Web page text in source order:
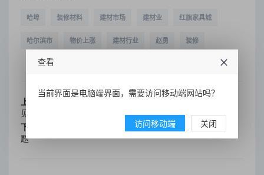
哈埠 装修材料 建材市场 建材业 红旗家具城
哈尔滨市 物价上涨 建材行业 赵勇 装修
上一篇：
见
下一篇：
装修公司起诉业主拖欠款项 业主反诉工程质量有问
题
查看
当前界面是电脑端界面，需要访问移动端网站吗？
访问移动端 关闭